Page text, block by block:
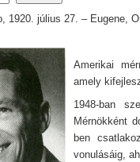
1920. július 27. – Eugene,
Amerikai
amely
1948-ban
Mérnökként
ben
vonulásáig,